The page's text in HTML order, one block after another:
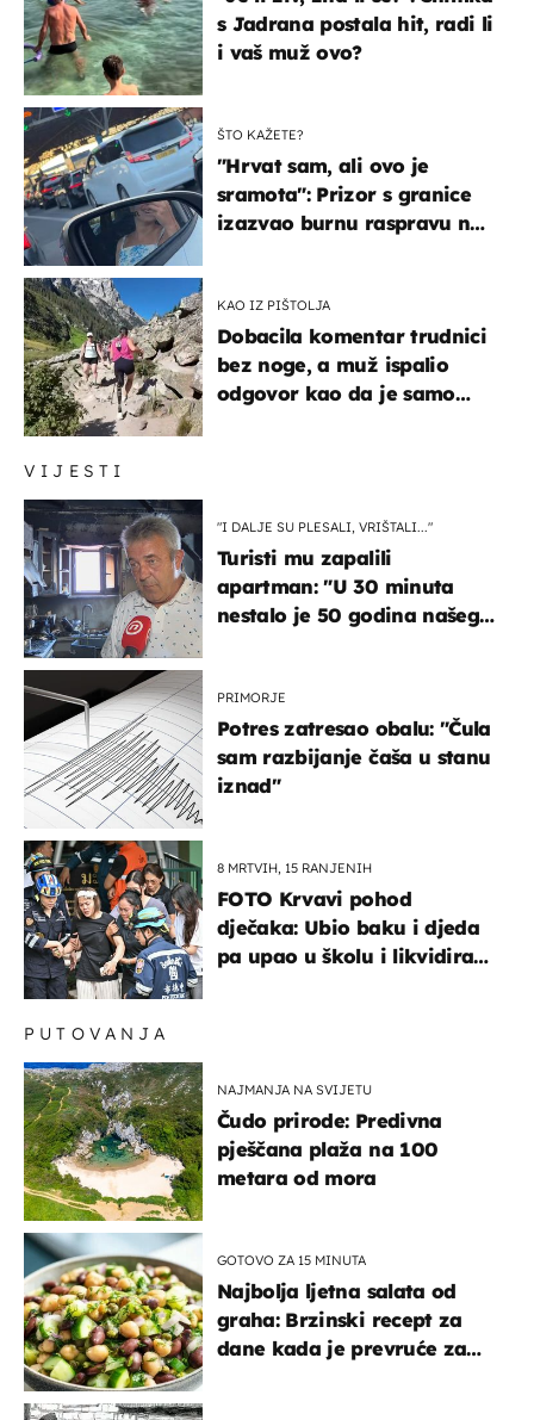
VIJESTI
"I DALJE SU PLESALI, VRIŠTALI..."
Turisti mu zapalili
apartman: "U 30 minuta
nestalo je 50 godina našeg
PRIMORJE
Potres zatresao obalu: "Čula
sam razbijanje čaša u stanu
iznad"
8 MRTVIH, 15 RANJENIH
FOTO Krvavi pohod
dječaka: Ubio baku i djeda
pa upao u školu i likvidirao
s Jadrana postala hit, radi li
i vaš muž ovo?
ŠTO KAŽETE?
"Hrvat sam, ali ovo je
sramota": Prizor s granice
izazvao burnu raspravu na
KAO IZ PIŠTOLJA
Dobacila komentar trudnici
bez noge, a muž ispalio
odgovor kao da je samo
PUTOVANJA
NAJMANJA NA SVIJETU
Čudo prirode: Predivna
pješčana plaža na 100
metara od mora
GOTOVO ZA 15 MINUTA
Najbolja ljetna salata od
graha: Brzinski recept za
dane kada je prevruće za